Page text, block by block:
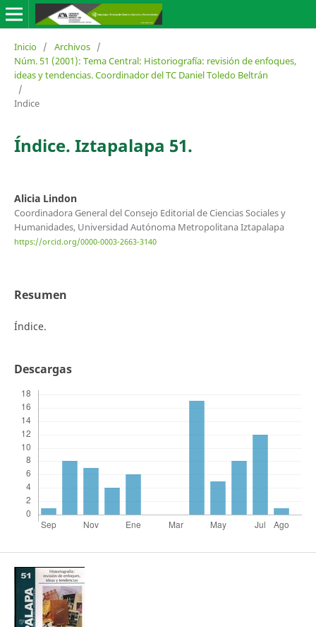
Inicio / Archivos /
Núm. 51 (2001): Tema Central: Historiografía: revisión de enfoques,
ideas y tendencias. Coordinador del TC Daniel Toledo Beltrán
/
Indice
Índice. Iztapalapa 51.
Alicia Lindon
Coordinadora General del Consejo Editorial de Ciencias Sociales y
Humanidades, Universidad Autónoma Metropolitana Iztapalapa
https://orcid.org/0000-0003-2663-3140
Resumen
Índice.
Descargas